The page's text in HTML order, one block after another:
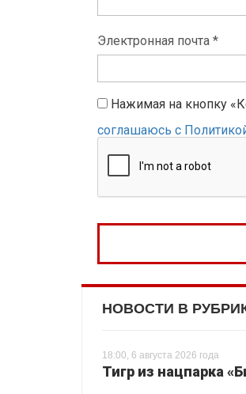
Электронная почта *
Нажимая на кнопку
соглашаюсь с
НОВОСТИ В
18:00, 6 августа 2026 года
Тигр из нацпарка